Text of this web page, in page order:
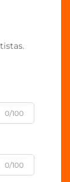
0/100
0/100